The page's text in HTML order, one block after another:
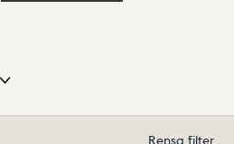
Rensa filter